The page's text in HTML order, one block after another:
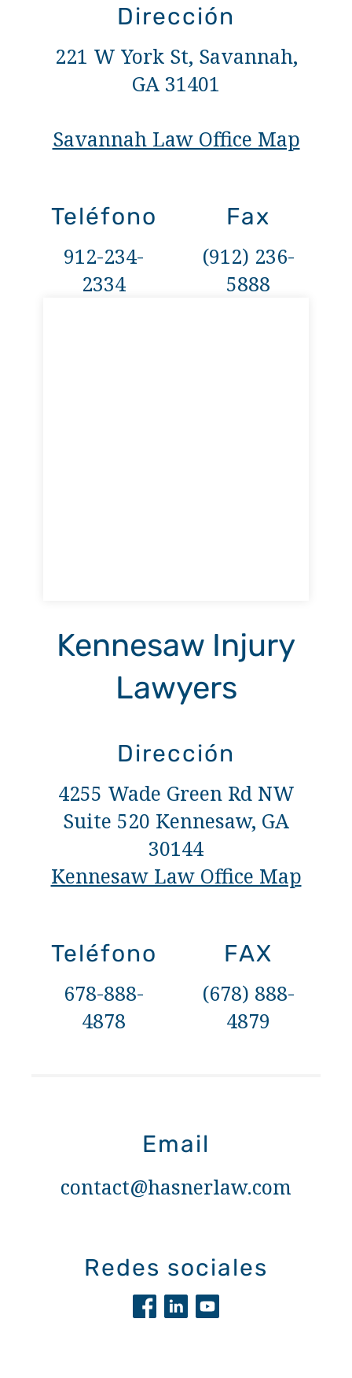
Dirección
221 W York St, Savannah,
GA 31401
Savannah Law Office Map
Teléfono
912-234-
2334
Fax
(912) 236-
5888
Kennesaw Injury
Lawyers
Dirección
4255 Wade Green Rd NW
Suite 520 Kennesaw, GA
30144
Kennesaw Law Office Map
Teléfono
678-888-
4878
FAX
(678) 888-
4879
Email
contact@hasnerlaw.com
Redes sociales